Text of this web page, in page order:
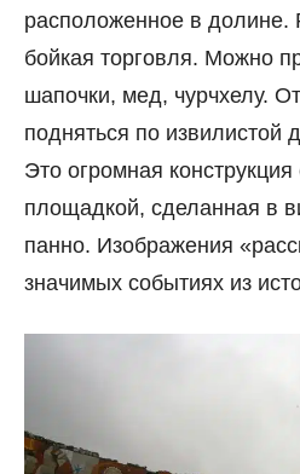
расположенное в долине.
бойкая торговля. Можно
шапочки, мед, чурчхелу.
подняться по извилистой
Это огромная
площадкой, сделанная в
панно. Изображения
значимых событиях из